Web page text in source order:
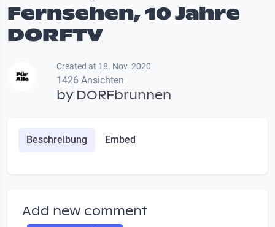
Fernsehen, 10 Jahre
DORFTV
Created at 18. Nov. 2020
1426 Ansichten
by DORFbrunnen
Beschreibung Embed
Add new comment